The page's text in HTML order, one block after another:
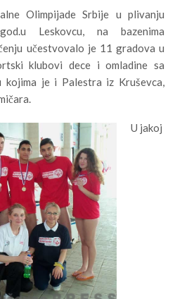
Olimpijade Srbije u plivanju
Leskovcu, na bazenima
učestvovalo je 11 gradova u
klubovi dece i omladine sa
kojima je i Palestra iz Kruševca,
U jakoj